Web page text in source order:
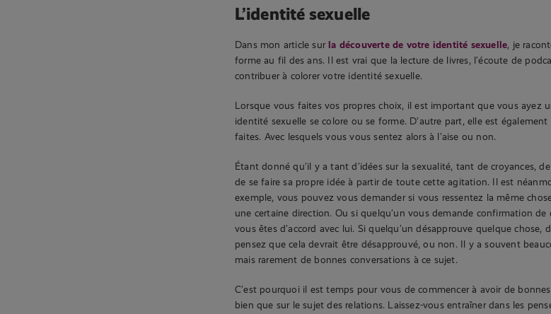
L’identité sexuelle
Dans mon article sur la découverte de votre identité sexuelle, je
forme au fil des ans. Il est vrai que la lecture de livres, l’écoute de
contribuer à colorer votre identité sexuelle.
Lorsque vous faites vos propres choix, il est important que vous ayez
identité sexuelle se colore ou se forme. D’autre part, elle est
faites. Avec lesquels vous vous sentez alors à l’aise ou non.
Étant donné qu’il y a tant d’idées sur la sexualité, tant de croyances,
de se faire sa propre idée à partir de toute cette agitation. Il est
exemple, vous pouvez vous demander si vous ressentez la même
une certaine direction. Ou si quelqu’un vous demande confirmation de
vous êtes d’accord avec lui. Si quelqu’un désapprouve quelque
pensez que cela devrait être désapprouvé, ou non. Il y a souvent
mais rarement de bonnes conversations à ce sujet.
C’est pourquoi il est temps pour vous de commencer à avoir de
bien que sur le sujet des relations. Laissez-vous entraîner dans les